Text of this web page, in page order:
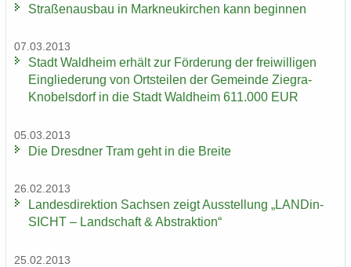
Stra­ßen­aus­bau in Mark­neu­kir­chen kann be­gin­nen
07.03.2013
Stadt Wald­heim er­hält zur För­de­rung der frei­wil­li­gen
Ein­glie­de­rung von Orts­tei­len der Ge­mein­de Ziegra-​
Knobelsdorf in die Stadt Wald­heim 611.000 EUR
05.03.2013
Die Dresd­ner Tram geht in die Brei­te
26.02.2013
Lan­des­di­rek­ti­on Sach­sen zeigt Aus­stel­lung „LAN­Din­
SICHT – Land­schaft & Abs­trak­ti­on“
25.02.2013